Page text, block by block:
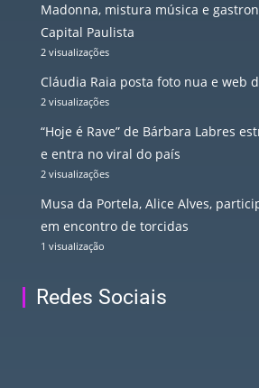
Madonna, mistura música e
Capital Paulista
2 visualizações
Cláudia Raia posta foto nua e web
2 visualizações
“Hoje é Rave” de Bárbara Labres
e entra no viral do país
2 visualizações
Musa da Portela, Alice Alves,
em encontro de torcidas
1 visualização
Redes Sociais